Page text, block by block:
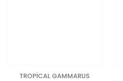
TROPİCAL GAMMARUS